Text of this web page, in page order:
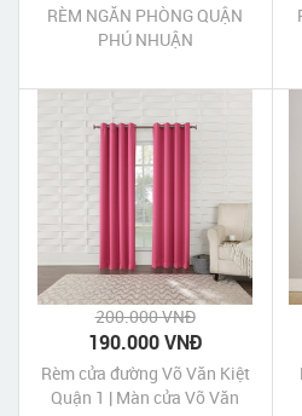
RÈM NGĂN PHÒNG QUẬN
PHÚ NHUẬN
200.000 VNĐ
190.000 VNĐ
Rèm cửa đường Võ Văn Kiệt
Quận 1 | Màn cửa Võ Văn